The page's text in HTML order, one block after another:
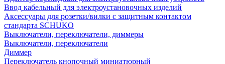
Ввод кабельный для электроустановочных изделий
Аксессуары для розетки/вилки с защитным контактом
стандарта SCHUKO
Выключатели, переключатели, диммеры
Выключатели, переключатели
Диммер
Переключатель кнопочный миниатюрный